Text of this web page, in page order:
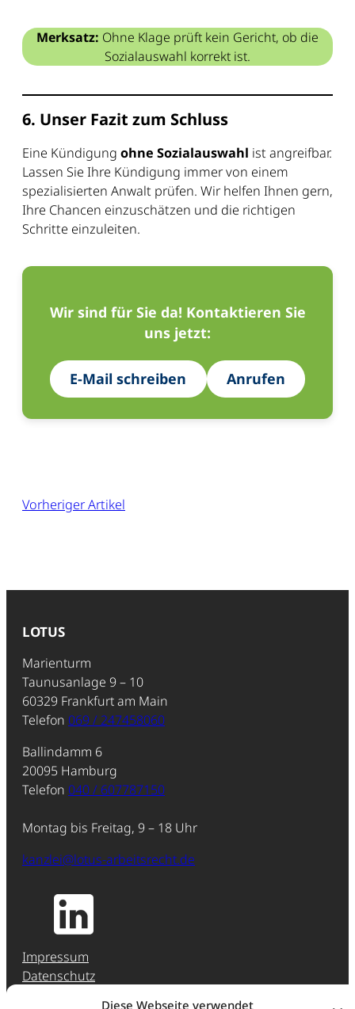
Diese Webseite verwendet
Merksatz: Ohne Klage prüft kein Gericht, ob die
Sozialauswahl korrekt ist.
6. Unser Fazit zum Schluss
Eine Kündigung ohne Sozialauswahl ist angreifbar.
Lassen Sie Ihre Kündigung immer von einem
spezialisierten Anwalt prüfen. Wir helfen Ihnen gern,
Ihre Chancen einzuschätzen und die richtigen
Schritte einzuleiten.
Wir sind für Sie da! Kontaktieren Sie
uns jetzt:
E-Mail schreiben Anrufen
Vorheriger Artikel
LOTUS
Marienturm
Taunusanlage 9 – 10
60329 Frankfurt am Main
Telefon 069 / 247458060
Ballindamm 6
20095 Hamburg
Telefon 040 / 607787150
Montag bis Freitag, 9 – 18 Uhr
kanzlei@lotus-arbeitsrecht.de
Impressum
Datenschutz